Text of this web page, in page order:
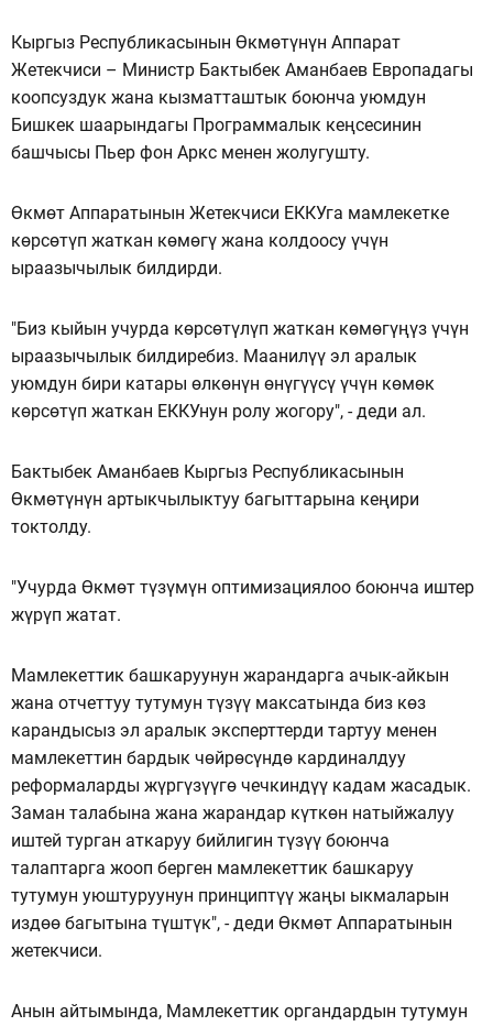
Кыргыз Республикасынын Өкмөтүнүн Аппарат
Жетекчиси – Министр Бактыбек Аманбаев Европадагы
коопсуздук жана кызматташтык боюнча уюмдун
Бишкек шаарындагы Программалык кеңсесинин
башчысы Пьер фон Аркс менен жолугушту.
Өкмөт Аппаратынын Жетекчиси ЕККУга мамлекетке
көрсөтүп жаткан көмөгү жана колдоосу үчүн
ыраазычылык билдирди.
"Биз кыйын учурда көрсөтүлүп жаткан көмөгүңүз үчүн
ыраазычылык билдиребиз. Маанилүү эл аралык
уюмдун бири катары өлкөнүн өнүгүүсү үчүн көмөк
көрсөтүп жаткан ЕККУнун ролу жогору", - деди ал.
Бактыбек Аманбаев Кыргыз Республикасынын
Өкмөтүнүн артыкчылыктуу багыттарына кеңири
токтолду.
"Учурда Өкмөт түзүмүн оптимизациялоо боюнча иштер
жүрүп жатат.
Мамлекеттик башкаруунун жарандарга ачык-айкын
жана отчеттуу тутумун түзүү максатында биз көз
карандысыз эл аралык эксперттерди тартуу менен
мамлекеттин бардык чөйрөсүндө кардиналдуу
реформаларды жүргүзүүгө чечкиндүү кадам жасадык.
Заман талабына жана жарандар күткөн натыйжалуу
иштей турган аткаруу бийлигин түзүү боюнча
талаптарга жооп берген мамлекеттик башкаруу
тутумун уюштуруунун принциптүү жаңы ыкмаларын
издөө багытына түштүк", - деди Өкмөт Аппаратынын
жетекчиси.
Анын айтымында, Мамлекеттик органдардын тутумун